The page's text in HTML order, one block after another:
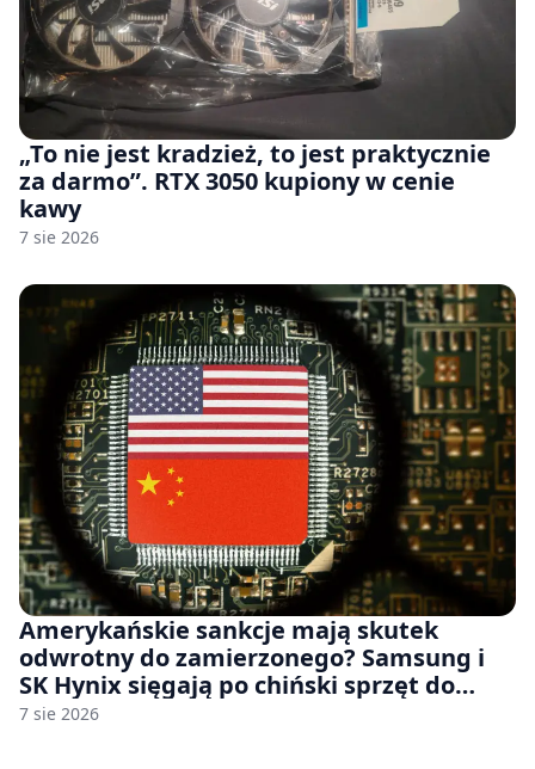
„To nie jest kradzież, to jest praktycznie
za darmo”. RTX 3050 kupiony w cenie
kawy
7 sie 2026
Amerykańskie sankcje mają skutek
odwrotny do zamierzonego? Samsung i
SK Hynix sięgają po chiński sprzęt do
fabryk chipów
7 sie 2026